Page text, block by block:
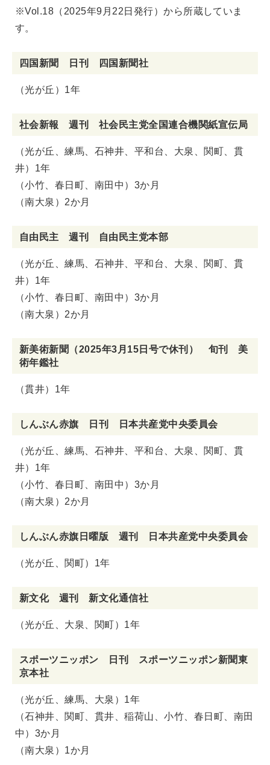
※Vol.18（2025年9月22日発行）から所蔵していま
す。
四国新聞 日刊 四国新聞社
（光が丘）1年
社会新報 週刊 社会民主党全国連合機関紙宣伝局
（光が丘、練馬、石神井、平和台、大泉、関町、貫
井）1年
（小竹、春日町、南田中）3か月
（南大泉）2か月
自由民主 週刊 自由民主党本部
（光が丘、練馬、石神井、平和台、大泉、関町、貫
井）1年
（小竹、春日町、南田中）3か月
（南大泉）2か月
新美術新聞（2025年3月15日号で休刊） 旬刊 美
術年鑑社
（貫井）1年
しんぶん赤旗 日刊 日本共産党中央委員会
（光が丘、練馬、石神井、平和台、大泉、関町、貫
井）1年
（小竹、春日町、南田中）3か月
（南大泉）2か月
しんぶん赤旗日曜版 週刊 日本共産党中央委員会
（光が丘、関町）1年
新文化 週刊 新文化通信社
（光が丘、大泉、関町）1年
スポーツニッポン 日刊 スポーツニッポン新聞東
京本社
（光が丘、練馬、大泉）1年
（石神井、関町、貫井、稲荷山、小竹、春日町、南田
中）3か月
（南大泉）1か月